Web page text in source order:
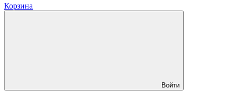
Корзина
Войти